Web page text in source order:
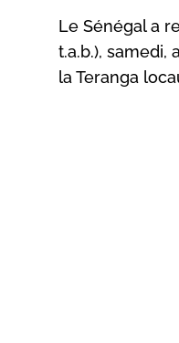
Le Sénégal a
t.a.b.), samedi,
la Teranga